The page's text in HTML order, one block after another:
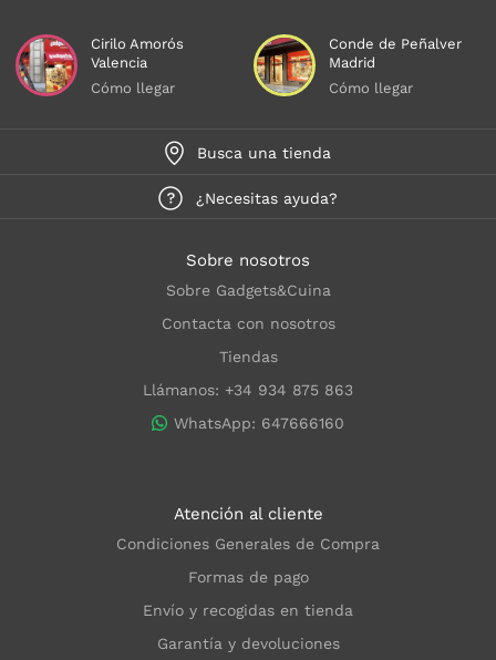
Cirilo Amorós
Valencia
Cómo llegar
Conde de Peñalver
Madrid
Cómo llegar
Busca una tienda
¿Necesitas ayuda?
Sobre nosotros
Sobre Gadgets&Cuina
Contacta con nosotros
Tiendas
Llámanos: +34 934 875 863
WhatsApp: 647666160
Atención al cliente
Condiciones Generales de Compra
Formas de pago
Envío y recogidas en tienda
Garantía y devoluciones